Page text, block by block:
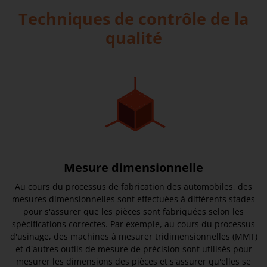
Techniques de contrôle de la
qualité
Mesure dimensionnelle
Au cours du processus de fabrication des automobiles, des
mesures dimensionnelles sont effectuées à différents stades
pour s'assurer que les pièces sont fabriquées selon les
spécifications correctes. Par exemple, au cours du processus
d'usinage, des machines à mesurer tridimensionnelles (MMT)
et d'autres outils de mesure de précision sont utilisés pour
mesurer les dimensions des pièces et s'assurer qu'elles se